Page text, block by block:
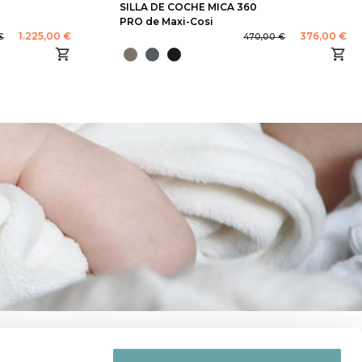
1.225,00 €
SILLA DE COCHE MICA 360
PRO de Maxi-Cosi
470,00 € 376,00 €